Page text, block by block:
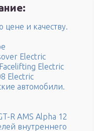
цене и качеству.
Electric
Electric
Electric
автомобили.
R AMS Alpha 12
внутреннего